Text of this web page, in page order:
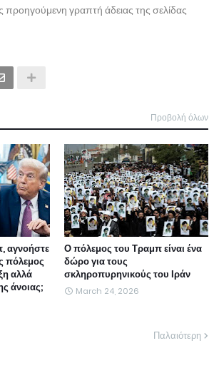
γραπτή άδειας της σελίδας
Προβολή όλων
αγνοήστε
πόλεμος
αλλά
άνοιας;
Ο πόλεμος του Τραμπ είναι ένα
δώρο για τους
σκληροπυρηνικούς του Ιράν
March 24, 2026
Παλαιότερη